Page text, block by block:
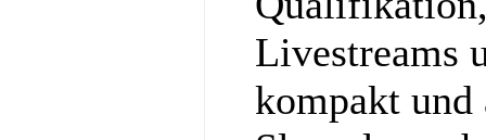
Livestreams
kompakt